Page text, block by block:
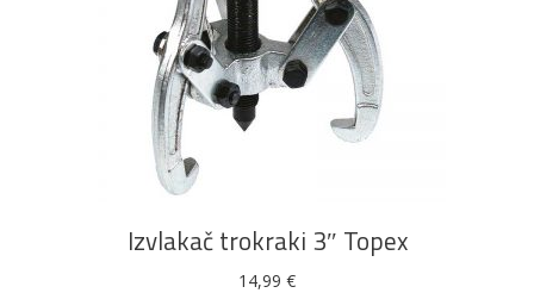
DODAJ U KOŠARICU
Izvlakač trokraki 3″ Topex
14,99 €